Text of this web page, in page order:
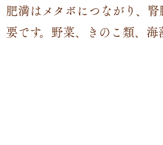
肥満はメタボにつながり、
要です。野菜、きのこ類、海